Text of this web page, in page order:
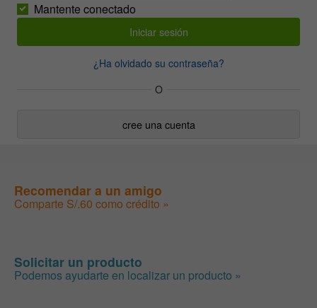
Mantente conectado
¿Ha olvidado su contraseña?
O
cree una cuenta
Recomendar a un amigo
Comparte S/.60 como crédito »
Solicitar un producto
Podemos ayudarte en localizar un producto »